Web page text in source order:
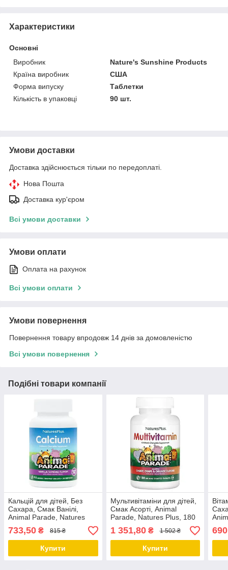
Характеристики
Основні
Виробник
Nature's Sunshine Products
Країна виробник
США
Форма випуску
Таблетки
Кількість в упаковці
90 шт.
Умови доставки
Доставка здійснюється тільки по передоплаті.
Нова Пошта
Доставка кур'єром
Всі умови доставки
Умови оплати
Оплата на рахунок
Всі умови оплати
Умови повернення
Повернення товару впродовж 14 днів за домовленістю
Всі умови повернення
Подібні товари компанії
Кальцій для дітей, Без
Сахара, Смак Ванілі,
Animal Parade, Natures
Plus, 90 жувальних
таблеток
733,50 ₴ 815 ₴
Купити
Мультивітаміни для дітей,
Смак Асорті, Animal
Parade, Natures Plus, 180
жувальних таблеток
1 351,80₴ 1 502 ₴
Купити